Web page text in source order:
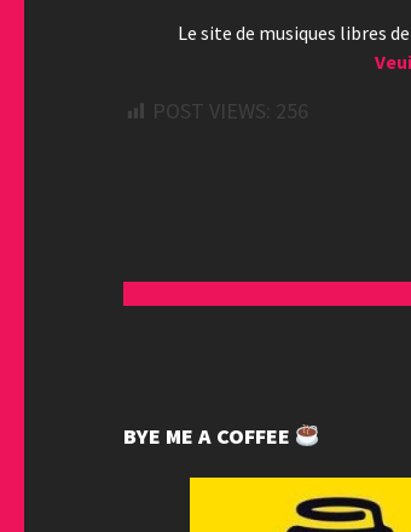
Le site de musiques libres
POST VIEWS: 256
BYE ME A COFFEE